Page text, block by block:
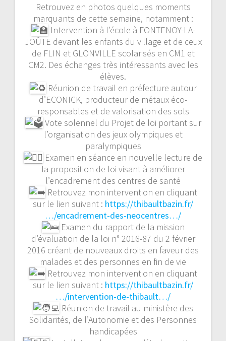
Retrouvez en photos quelques moments
marquants de cette semaine, notamment :
Intervention à l’école à FONTENOY-LA-
JOÛTE devant les enfants du village et de ceux
de FLIN et GLONVILLE scolarisés en CM1 et
CM2. Des échanges très intéressants avec les
élèves.
Réunion de travail en préfecture autour
d’ECONICK, producteur de métaux éco-
responsables et de valorisation des sols
Vote solennel du Projet de loi portant sur
l’organisation des jeux olympiques et
paralympiques
Examen en séance en nouvelle lecture de
la proposition de loi visant à améliorer
l’encadrement des centres de santé
Retrouvez mon intervention en cliquant
sur le lien suivant : https://thibaultbazin.fr/
…/encadrement-des-neocentres…/
Examen du rapport de la mission
d’évaluation de la loi n° 2016-87 du 2 février
2016 créant de nouveaux droits en faveur des
malades et des personnes en fin de vie
Retrouvez mon intervention en cliquant
sur le lien suivant : https://thibaultbazin.fr/
…/intervention-de-thibault…/
Réunion de travail au ministère des
Solidarités, de l’Autonomie et des Personnes
handicapées